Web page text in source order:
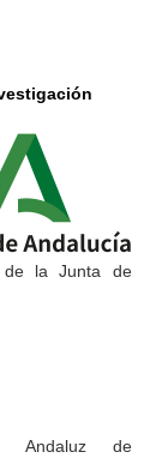
de la Junta de
Andaluz de